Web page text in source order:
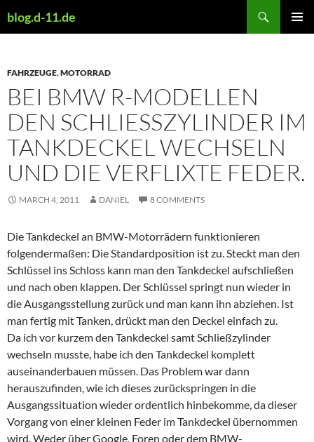
toblog.d-11.de
FAHRZEUGE,MOTORRAD
BEI BMW R-MODELLEN
DEN SCHLIESSZYLINDER IM T
ANKDECKEL WECHSELN U
ND DIE VERFLIXTE FEDER.
MARCH 4, 2011 DANIEL 8 COMMENTS
Die Tankdeckel an BMW-Motorrädern funktionieren
folgendermaßen: Die Standardposition ist zu. Steckt man den
Schlüssel ins Schloss kann man den Tankdeckel aufschließen
und nach oben klappen. Der Schlüssel springt nun wieder in
die Ausgangsstellung zurück und man kann ihn abziehen. Ist
man fertig mit Tanken, drückt man den Deckel einfach zu.
Da ich vor kurzem den Tankdeckel samt Schließzylinder
wechseln musste, habe ich den Tankdeckel komplett
auseinanderbauen müssen. Das Problem war dann
herauszufinden, wie ich dieses zurückspringen in die
Ausgangssituation wieder ordentlich hinbekomme, da dieser
Vorgang von einer kleinen Feder im Tankdeckel übernommen
wird. Weder über Google, Foren oder dem BMW-